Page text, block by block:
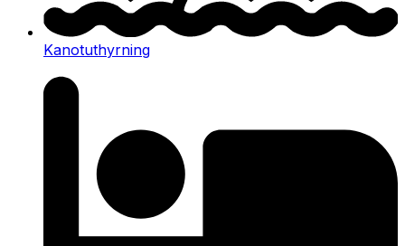
Kanotuthyrning